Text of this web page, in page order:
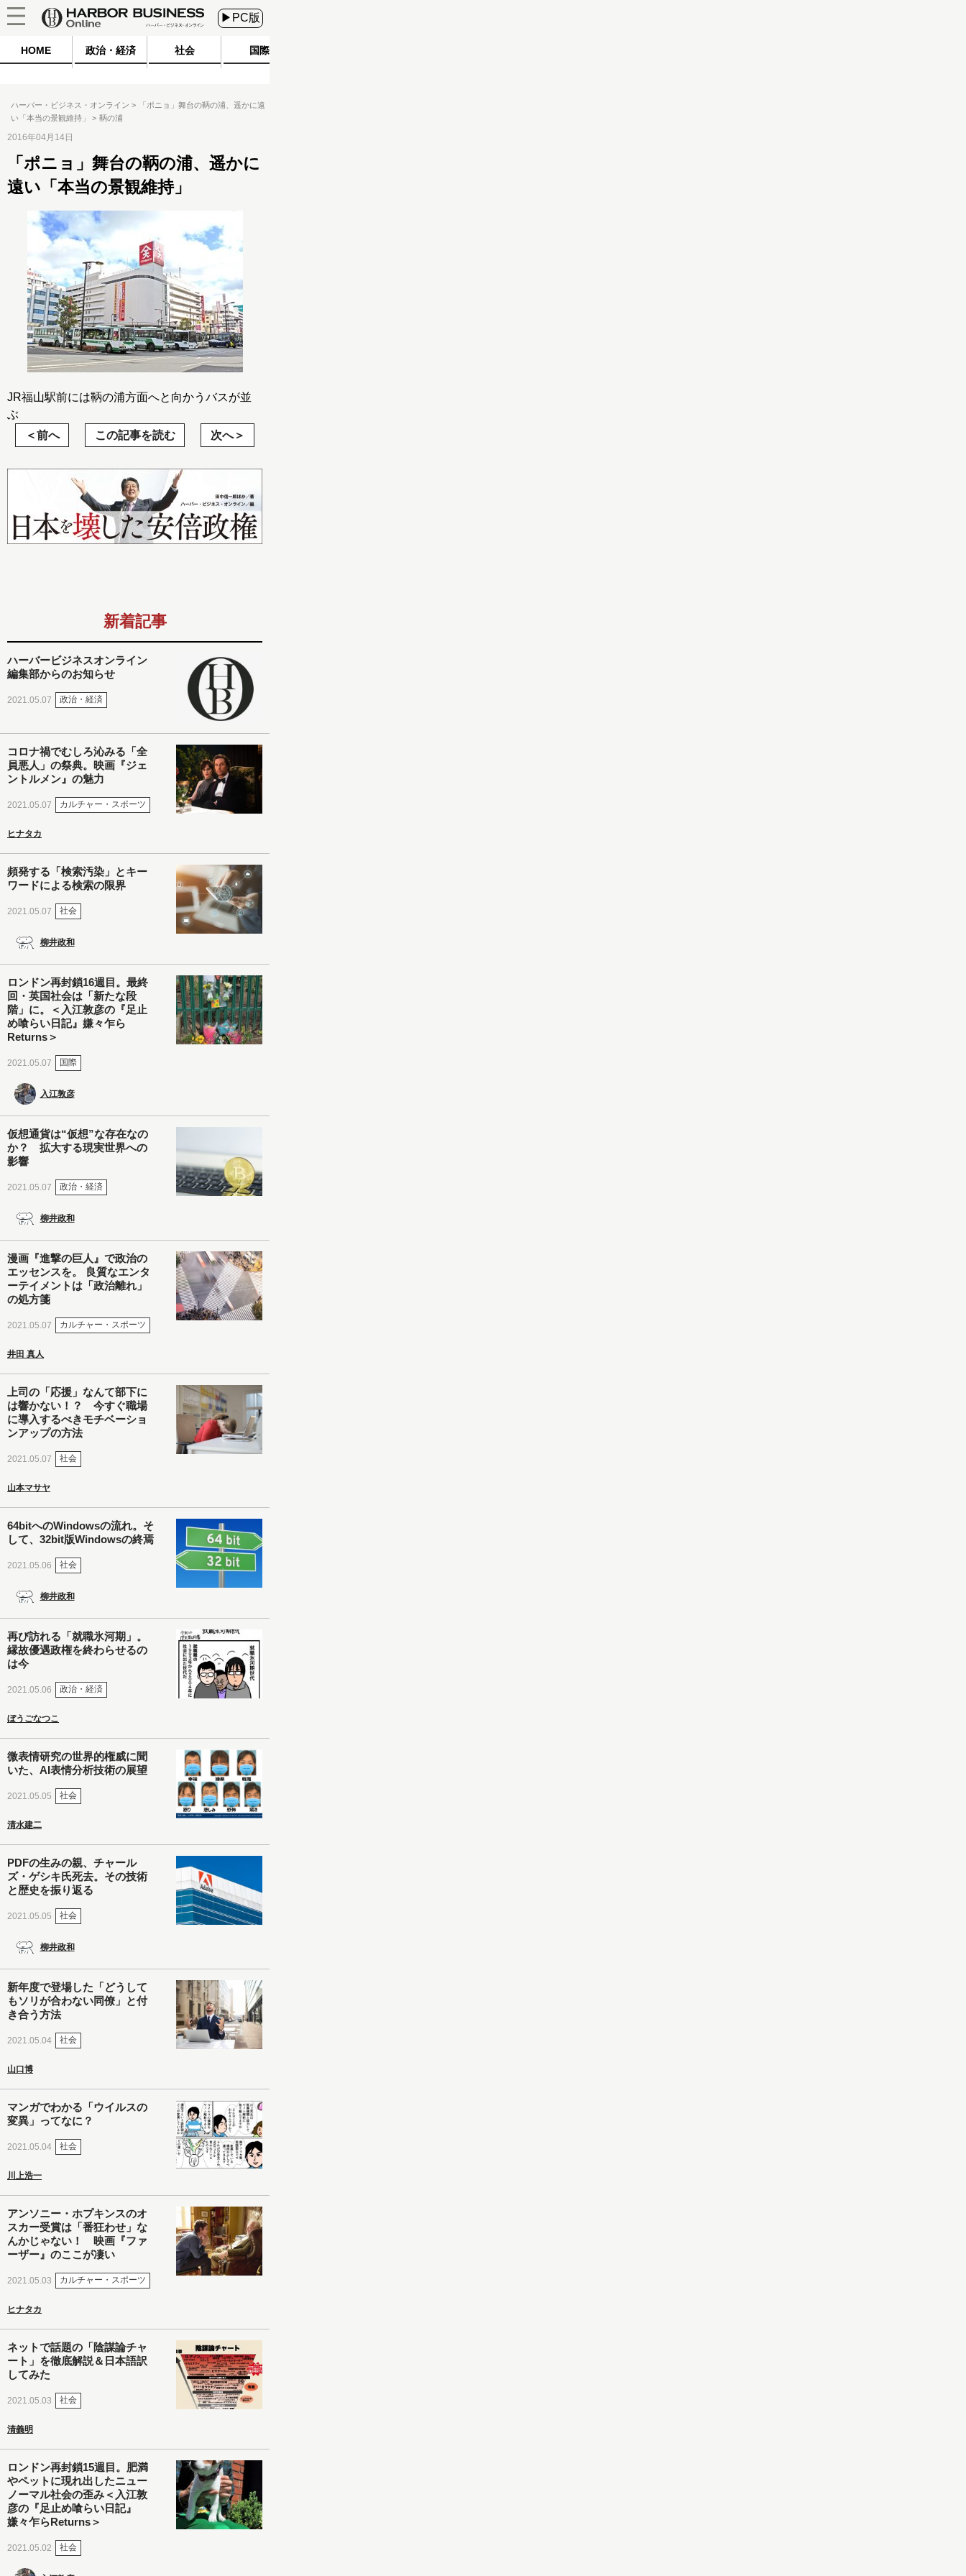
▶PC版
HOME 政治・経済 社会 国際
ハーバー・ビジネス・オンライン
「ポニョ」舞台の鞆の浦、遥かに遠
い「本当の景観維持」
鞆の浦
2016年04月14日
「ポニョ」舞台の鞆の浦、遥かに
遠い「本当の景観維持」
JR福山駅前には鞆の浦方面へと向かうバスが並
ぶ
前へ
この記事を読む 次へ
新着記事
ハーバービジネスオンライン
編集部からのお知らせ
2021.05.07 政治・経済
コロナ禍でむしろ沁みる「全
員悪人」の祭典。映画『ジェ
ントルメン』の魅力
2021.05.07 カルチャー・スポーツ
ヒナタカ
頻発する「検索汚染」とキー
ワードによる検索の限界
2021.05.07 社会
柳井政和
ロンドン再封鎖16週目。最終
回・英国社会は「新たな段
階」に。＜入江敦彦の『足止
め喰らい日記』嫌々乍ら
Returns＞
2021.05.07 国際
入江敦彦
仮想通貨は“仮想”な存在なの
か？ 拡大する現実世界への
影響
2021.05.07 政治・経済
柳井政和
漫画『進撃の巨人』で政治の
エッセンスを。 良質なエンタ
ーテイメントは「政治離れ」
の処方箋
2021.05.07 カルチャー・スポーツ
井田 真人
上司の「応援」なんて部下に
は響かない！？ 今すぐ職場
に導入するべきモチベーショ
ンアップの方法
2021.05.07 社会
山本マサヤ
64bitへのWindowsの流れ。そ
して、32bit版Windowsの終焉
2021.05.06 社会
柳井政和
再び訪れる「就職氷河期」。
縁故優遇政権を終わらせるの
は今
2021.05.06 政治・経済
ぼうごなつこ
微表情研究の世界的権威に聞
いた、AI表情分析技術の展望
2021.05.05 社会
清水建二
PDFの生みの親、チャール
ズ・ゲシキ氏死去。その技術
と歴史を振り返る
2021.05.05 社会
柳井政和
新年度で登場した「どうして
もソリが合わない同僚」と付
き合う方法
2021.05.04 社会
山口博
マンガでわかる「ウイルスの
変異」ってなに？
2021.05.04 社会
川上浩一
アンソニー・ホプキンスのオ
スカー受賞は「番狂わせ」な
んかじゃない！ 映画『ファ
ーザー』のここが凄い
2021.05.03 カルチャー・スポーツ
ヒナタカ
ネットで話題の「陰謀論チャ
ート」を徹底解説＆日本語訳
してみた
2021.05.03 社会
清義明
ロンドン再封鎖15週目。肥満
やペットに現れ出したニュー
ノーマル社会の歪み＜入江敦
彦の『足止め喰らい日記』
嫌々乍らReturns＞
2021.05.02 社会